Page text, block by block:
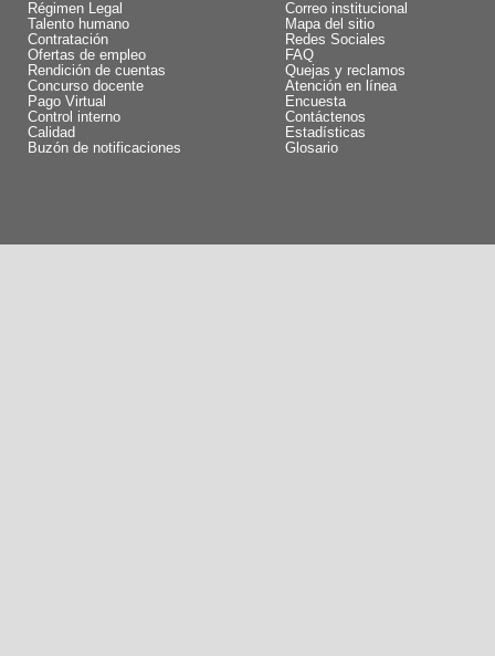
Régimen Legal
Talento humano
Contratación
Ofertas de empleo
Rendición de cuentas
Concurso docente
Pago Virtual
Control interno
Calidad
Buzón de notificaciones
Correo institucional
Mapa del sitio
Redes Sociales
FAQ
Quejas y reclamos
Atención en línea
Encuesta
Contáctenos
Estadísticas
Glosario